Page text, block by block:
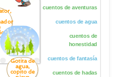
Gotita de
agua,
copito de
cuentos de aventuras
cuentos de agua
cuentos de
honestidad
cuentos de fantasía
cuentos de hadas